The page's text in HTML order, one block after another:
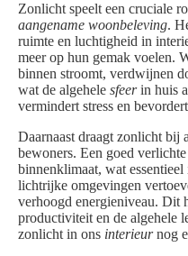
Zonlicht speelt een cruciale
aangename woonbeleving.
ruimte en luchtigheid in
meer op hun gemak voelen.
binnen stroomt, verdwijnen
wat de algehele sfeerin huis
vermindert stress en
Daarnaast draagt zonlicht bij
bewoners. Een goed
binnenklimaat, wat
lichtrijke omgevingen
verhoogd energieniveau. Dit
productiviteit en de algehele
zonlicht in ons interieurnog